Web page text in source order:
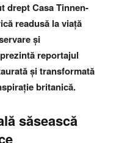
drept Casa Tinnen-
readusă la viață
și
reportajul
și transformată
britanică.
săsească